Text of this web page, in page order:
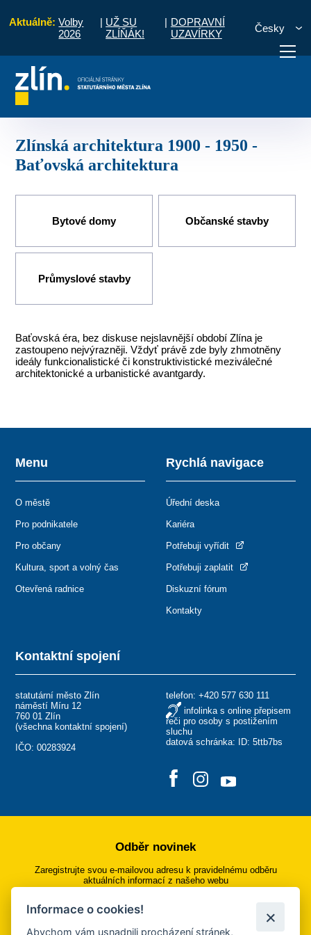
Aktuálně: Volby
2026
| UŽ SU
ZLÍŇÁK!
| DOPRAVNÍ
UZAVÍRKY
Česky
vyřídit Potřebuji zaplatit
Zlínská architektura 1900 - 1950 -
Baťovská architektura
Bytové domy Občanské stavby
Průmyslové stavby
Baťovská éra, bez diskuse nejslavnější období Zlína je
zastoupeno nejvýrazněji. Vždyť právě zde byly zhmotněny
ideály funkcionalistické či konstruktivistické meziválečné
architektonické a urbanistické avantgardy.
Kontaktní spojení
statutární město Zlín
náměstí Míru 12
760 01 Zlín
(všechna kontaktní spojení)
IČO: 00283924
telefon: +420 577 630 111
infolinka s online přepisem
řeči pro osoby s postižením
sluchu
datová schránka: ID: 5ttb7bs
Menu
O městě
Pro podnikatele
Pro občany
Kultura, sport a volný čas
Otevřená radnice
Rychlá navigace
Úřední deska
Kariéra
Potřebuji vyřídit
Potřebuji zaplatit
Diskuzní fórum
Kontakty
Odběr novinek
Zaregistrujte svou e-mailovou adresu k pravidelnému odběru
aktuálních informací z našeho webu
Přihlásit se k odběru
Informace o cookies!
Abychom vám usnadnili procházení stránek,